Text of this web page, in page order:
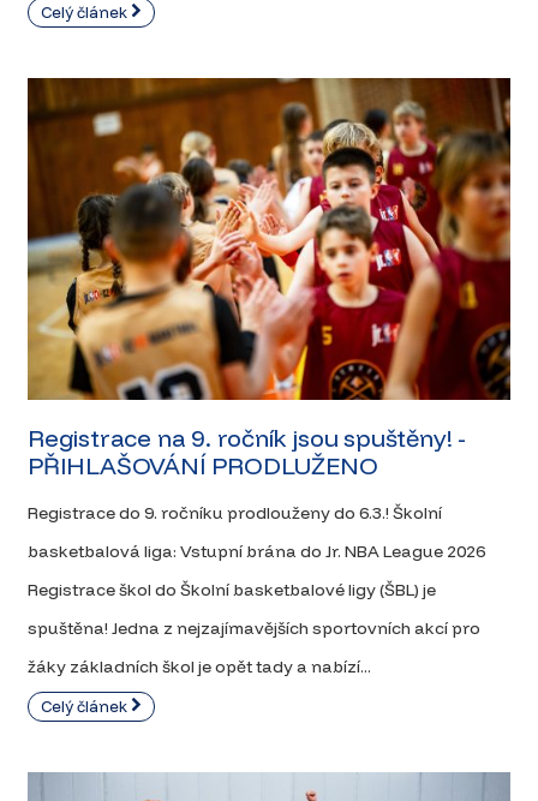
Celý článek
Registrace na 9. ročník jsou spuštěny! -
PŘIHLAŠOVÁNÍ PRODLUŽENO
Registrace do 9. ročníku prodlouženy do 6.3.! Školní
basketbalová liga: Vstupní brána do Jr. NBA League 2026
Registrace škol do Školní basketbalové ligy (ŠBL) je
spuštěna! Jedna z nejzajímavějších sportovních akcí pro
žáky základních škol je opět tady a nabízí...
Celý článek